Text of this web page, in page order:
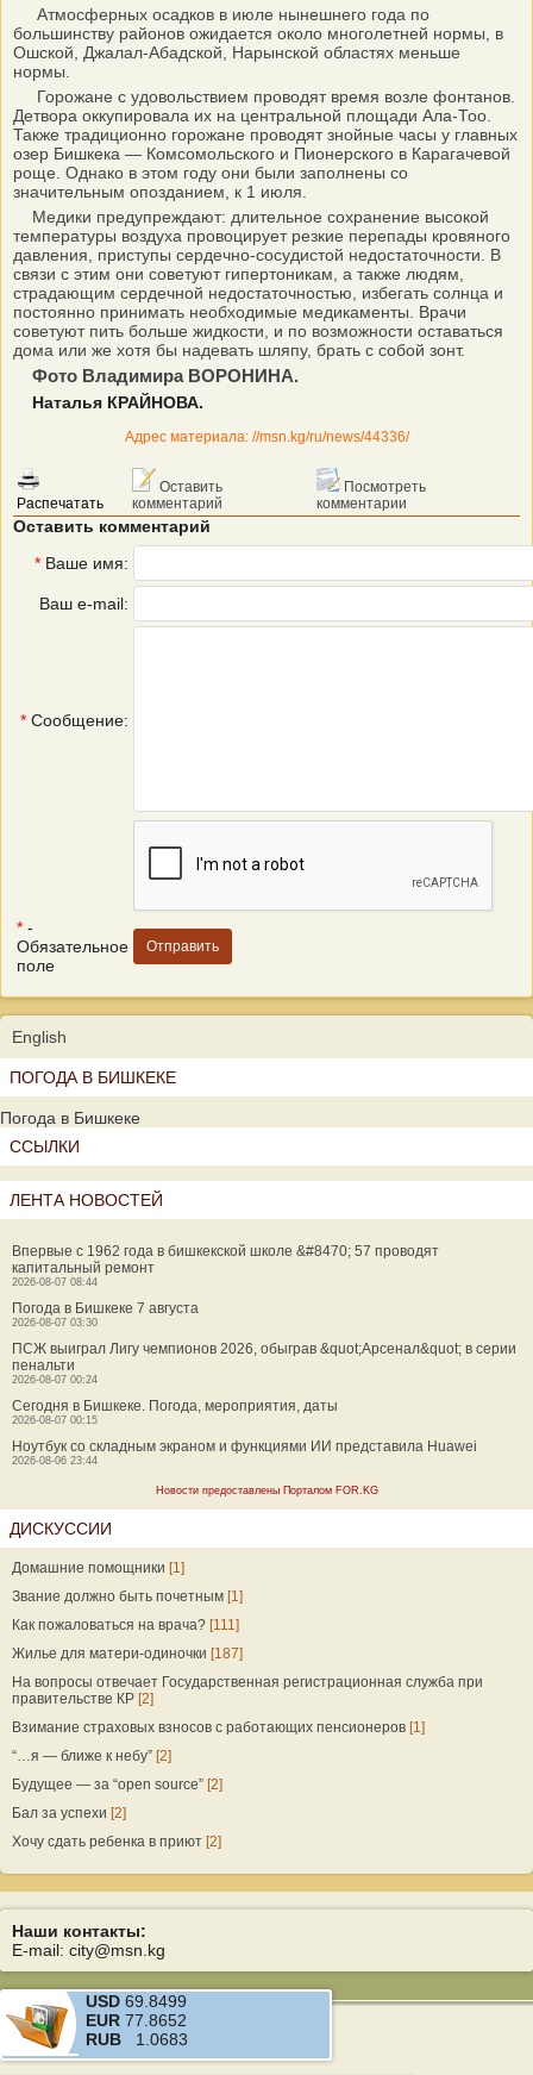
Атмосферных осадков в июле нынешнего года по
большинству районов ожидается около многолетней нормы, в
Ошской, Джалал-Абадской, Нарынской областях меньше
нормы.
Горожане с удовольствием проводят время возле фонтанов.
Детвора оккупировала их на центральной площади Ала-Тоо.
Также традиционно горожане проводят знойные часы у главных
озер Бишкека — Комсомольского и Пионерского в Карагачевой
роще. Однако в этом году они были заполнены со
значительным опозданием, к 1 июля.
Медики предупреждают: длительное сохранение высокой
температуры воздуха провоцирует резкие перепады кровяного
давления, приступы сердечно-сосудистой недостаточности. В
связи с этим они советуют гипертоникам, а также людям,
страдающим сердечной недостаточностью, избегать солнца и
постоянно принимать необходимые медикаменты. Врачи
советуют пить больше жидкости, и по возможности оставаться
дома или же хотя бы надевать шляпу, брать с собой зонт.
Фото Владимира ВОРОНИНА.
Наталья КРАЙНОВА.
Адрес материала: //msn.kg/ru/news/44336/
Распечатать
Оставить
комментарий
Посмотреть
комментарии
Оставить комментарий
* Ваше имя:
Ваш e-mail:
* Сообщение:
* -
Обязательное
поле
English
ПОГОДА В БИШКЕКЕ
Погода в Бишкеке
ССЫЛКИ
ЛЕНТА НОВОСТЕЙ
Впервые с 1962 года в бишкекской школе &#8470; 57 проводят
капитальный ремонт
2026-08-07 08:44
Погода в Бишкеке 7 августа
2026-08-07 03:30
ПСЖ выиграл Лигу чемпионов 2026, обыграв &quot;Арсенал&quot; в серии
пенальти
2026-08-07 00:24
Сегодня в Бишкеке. Погода, мероприятия, даты
2026-08-07 00:15
Ноутбук со складным экраном и функциями ИИ представила Huawei
2026-08-06 23:44
Новости предоставлены Порталом FOR.KG
ДИСКУССИИ
Домашние помощники [1]
Звание должно быть почетным [1]
Как пожаловаться на врача? [111]
Жилье для матери-одиночки [187]
На вопросы отвечает Государственная регистрационная служба при
правительстве КР [2]
Взимание страховых взносов с работающих пенсионеров [1]
“…я — ближе к небу” [2]
Будущее — за “open source” [2]
Бал за успехи [2]
Хочу сдать ребенка в приют [2]
Наши контакты:
E-mail: city@msn.kg
USD 69.8499
EUR 77.8652
RUB 1.0683